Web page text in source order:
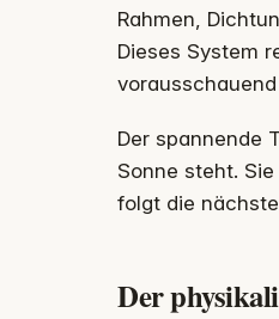
Rahmen,
Dieses System
Der spannende
Sonne steht.
folgt die
Der